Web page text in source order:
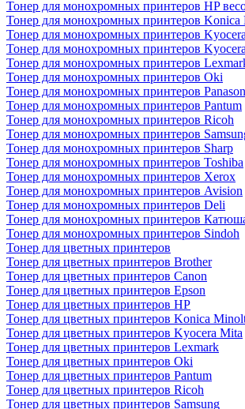
Тонер для монохромных принтеров HP
Тонер для монохромных принтеров Konica
Тонер для монохромных принтеров Kyocera
Тонер для монохромных принтеров
Тонер для монохромных принтеров
Тонер для монохромных принтеров Oki
Тонер для монохромных принтеров
Тонер для монохромных принтеров Pantum
Тонер для монохромных принтеров Ricoh
Тонер для монохромных принтеров
Тонер для монохромных принтеров Sharp
Тонер для монохромных принтеров Toshiba
Тонер для монохромных принтеров Xerox
Тонер для монохромных принтеров Avision
Тонер для монохромных принтеров Deli
Тонер для монохромных принтеров
Тонер для монохромных принтеров Sindoh
Тонер для цветных принтеров
Тонер для цветных принтеров Brother
Тонер для цветных принтеров Canon
Тонер для цветных принтеров Epson
Тонер для цветных принтеров HP
Тонер для цветных принтеров Konica
Тонер для цветных принтеров Kyocera Mita
Тонер для цветных принтеров Lexmark
Тонер для цветных принтеров Oki
Тонер для цветных принтеров Pantum
Тонер для цветных принтеров Ricoh
Тонер для цветных принтеров Samsung